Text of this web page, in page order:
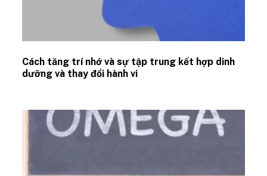
Cách tăng trí nhớ và sự tập trung kết hợp dinh
dưỡng và thay đổi hành vi